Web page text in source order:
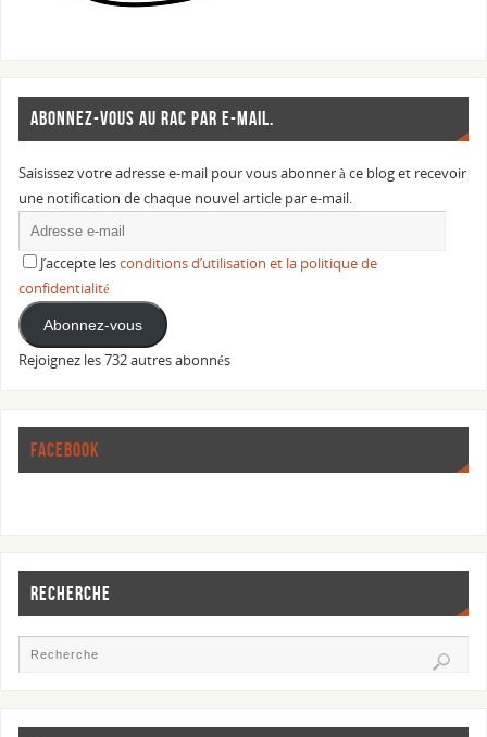
ABONNEZ-VOUS AU RAC PAR E-MAIL.
Saisissez votre adresse e-mail pour vous abonner à ce blog et recevoir
une notification de chaque nouvel article par e-mail.
J’accepte lesconditions d’utilisation et la politique de
confidentialité
Abonnez-vous
Rejoignez les 732 autres abonnés
FACEBOOK
RECHERCHE